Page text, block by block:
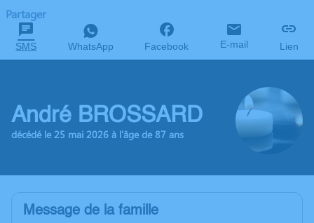
Partager
SMS WhatsApp Facebook E-mail Lien
André BROSSARD
décédé le 25 mai 2026 à l'âge de 87 ans
Message de la famille